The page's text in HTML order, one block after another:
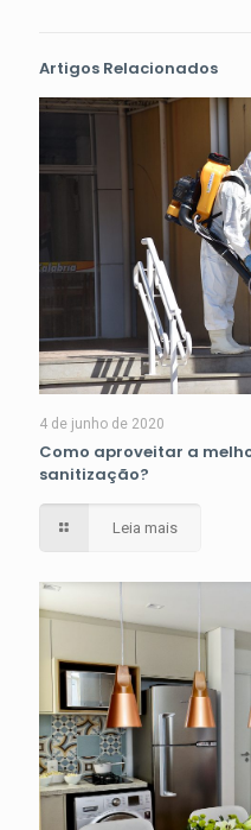
Artigos Relacionados
4 de junho de 2020
Como aproveitar a
sanitização?
Leia mais